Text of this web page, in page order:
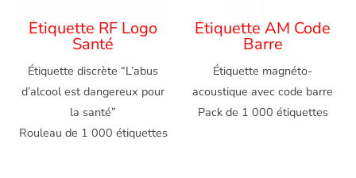
Étiquette RF Logo
Santé
Étiquette discrète “L’abus
d’alcool est dangereux pour
la santé”
Rouleau de 1 000 étiquettes
Étiquette AM Code
Barre
Étiquette magnéto-
acoustique avec code barre
Pack de 1 000 étiquettes